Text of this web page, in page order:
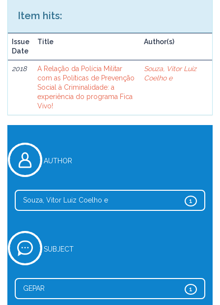
Item hits:
Issue
Date
Title Author(s)
2018
A Relação da Polícia Militar
com as Políticas de Prevenção
Social à Criminalidade: a
experiência do programa Fica
Vivo!
Souza, Vitor Luiz
Coelho e
AUTHOR
1
Souza, Vitor Luiz Coelho e
SUBJECT
1
GEPAR